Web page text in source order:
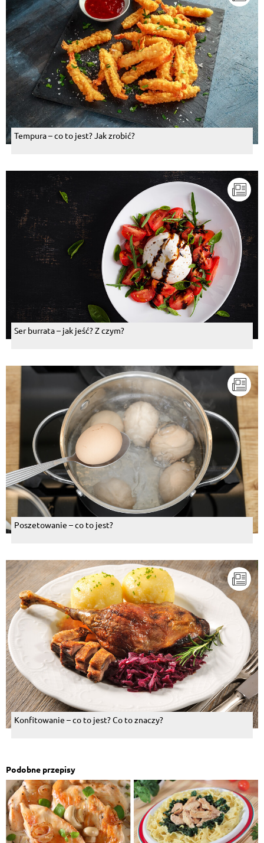
Tempura – co to jest? Jak zrobić?
Ser burrata – jak jeść? Z czym?
Poszetowanie – co to jest?
Konfitowanie – co to jest? Co to znaczy?
Podobne przepisy